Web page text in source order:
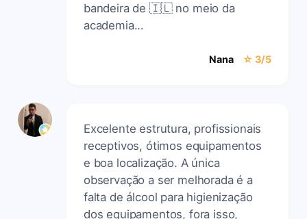
bandeira de 🇮🇱 no meio da
academia...
Nana ☆ 3/5
Excelente estrutura, profissionais
receptivos, ótimos equipamentos
e boa localização. A única
observação a ser melhorada é a
falta de álcool para higienização
dos equipamentos, fora isso,